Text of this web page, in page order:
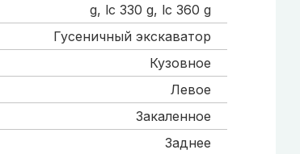
g, lc 330 g, lc 360 g
Гусеничный экскаватор
Кузовное
Левое
Закаленное
Заднее